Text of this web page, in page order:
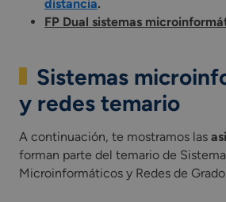
distancia.
FP Dual sistemas
Sistemas
y redes temario
A continuación, te mostramos las
forman parte del temario de
Microinformáticos y Redes de